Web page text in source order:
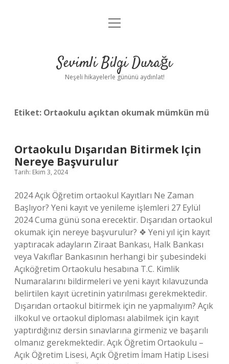
Anasayfa
Yasal Uyarı
menüyü
Sevimli Bilgi Durağı
Neşeli hikayelerle gününü aydınlat!
Etiket: Ortaokulu açıktan okumak mümkün mü
Ortaokulu Dışarıdan Bitirmek Için
Nereye Başvurulur
Tarih: Ekim 3, 2024
2024 Açık Öğretim ortaokul Kayıtları Ne Zaman
Başlıyor? Yeni kayıt ve yenileme işlemleri 27 Eylül
2024 Cuma günü sona erecektir. Dışarıdan ortaokul
okumak için nereye başvurulur? ❖ Yeni yıl için kayıt
yaptıracak adayların Ziraat Bankası, Halk Bankası
veya Vakıflar Bankasının herhangi bir şubesindeki
Açıköğretim Ortaokulu hesabına T.C. Kimlik
Numaralarını bildirmeleri ve yeni kayıt kılavuzunda
belirtilen kayıt ücretinin yatırılması gerekmektedir.
Dışarıdan ortaokul bitirmek için ne yapmalıyım? Açık
ilkokul ve ortaokul diploması alabilmek için kayıt
yaptırdığınız dersin sınavlarına girmeniz ve başarılı
olmanız gerekmektedir. Açık Öğretim Ortaokulu –
Açık Öğretim Lisesi, Açık Öğretim İmam Hatip Lisesi